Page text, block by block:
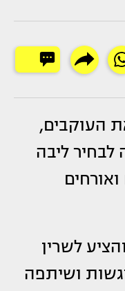
העוקבים,
ליבה
לשרין
ושיתפה